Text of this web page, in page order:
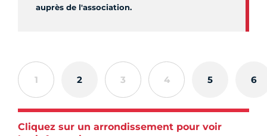
auprès de l'association.
1 2 3 4 5 6
Cliquez sur un arrondissement pour voir